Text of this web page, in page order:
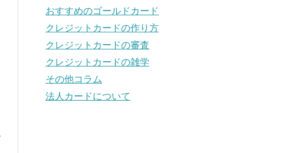
おすすめのゴールドカード
クレジットカードの作り方
クレジットカードの審査
クレジットカードの雑学
その他コラム
法人カードについて